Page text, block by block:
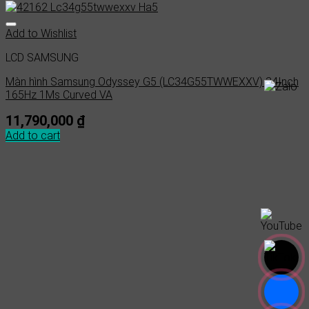
Add to Wishlist
LCD SAMSUNG
Màn hình Samsung Odyssey G5 (LC34G55TWWEXXV) 34Inch
165Hz 1Ms Curved VA
11,790,000 ₫
Add to cart